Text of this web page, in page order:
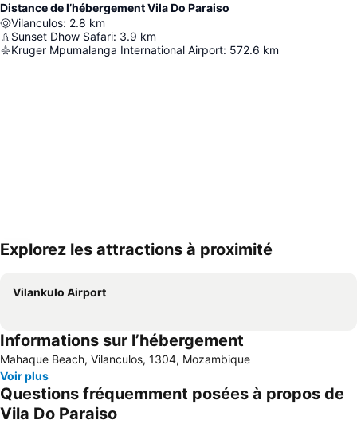
Distance de l’hébergement Vila Do Paraiso
Vilanculos: 2.8 km
Sunset Dhow Safari: 3.9 km
Kruger Mpumalanga International Airport: 572.6 km
Explorez les attractions à proximité
Vilankulo Airport
Informations sur l’hébergement
Mahaque Beach, Vilanculos, 1304, Mozambique
Voir plus
Questions fréquemment posées à propos de
Vila Do Paraiso